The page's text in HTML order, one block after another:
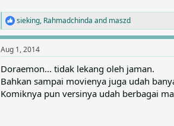
R
e
c
i
o
n
s
sieking, Rahmadchinda and maszd
Aug 1, 2014
Doraemon... tidak lekang oleh jaman.
Bahkan sampai movienya juga udah
Komiknya pun versinya udah berbagai